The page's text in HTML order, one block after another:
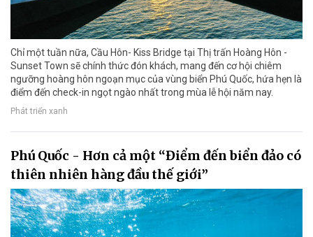
Chỉ một tuần nữa, Cầu Hôn- Kiss Bridge tại Thị trấn Hoàng Hôn -
Sunset Town sẽ chính thức đón khách, mang đến cơ hội chiêm
ngưỡng hoàng hôn ngoạn mục của vùng biển Phú Quốc, hứa hẹn là
điểm đến check-in ngọt ngào nhất trong mùa lễ hội năm nay.
Phát triển xanh
Phú Quốc - Hơn cả một “Điểm đến biển đảo có
thiên nhiên hàng đầu thế giới”